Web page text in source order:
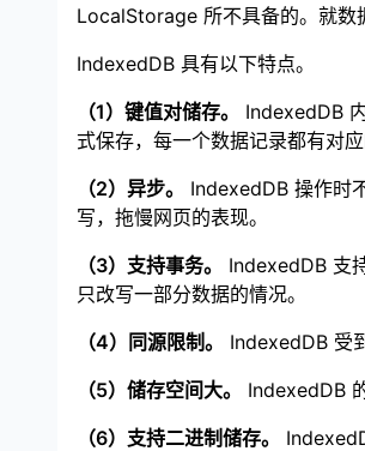
LocalStorage 所不具备的。就数
IndexedDB 具有以下特点。
（1）键值对储存。
IndexedDB
式保存，每一个数据记录都有对
（2）异步。
IndexedDB 操作时
写，拖慢网页的表现。
（3）支持事务。
IndexedDB 支
只改写一部分数据的情况。
（4）同源限制。
IndexedDB 受
（5）储存空间大。
IndexedDB
（6）支持二进制储存。